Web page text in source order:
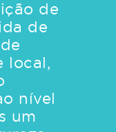
de
de
local,
nível
um